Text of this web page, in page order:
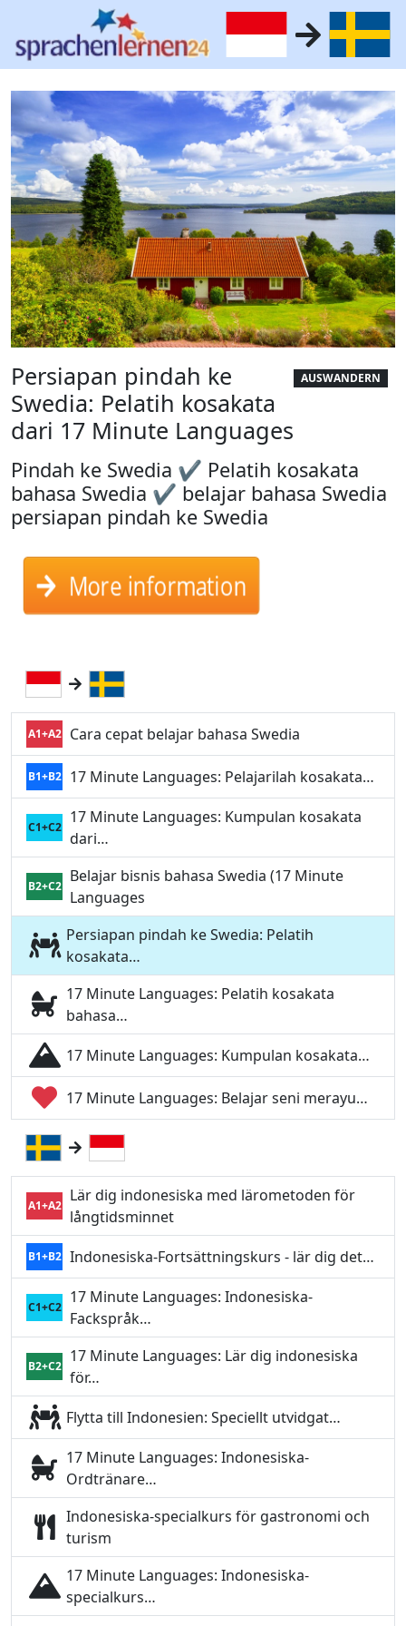
AUSWANDERN
Persiapan pindah ke
Swedia: Pelatih kosakata
dari 17 Minute Languages
Pindah ke Swedia ✔ Pelatih kosakata
bahasa Swedia ✔ belajar bahasa Swedia
persiapan pindah ke Swedia
More information
A1+A2 Cara cepat belajar bahasa Swedia
B1+B2 17 Minute Languages: Pelajarilah kosakata…
C1+C2
17 Minute Languages: Kumpulan kosakata
dari…
B2+C2
Belajar bisnis bahasa Swedia (17 Minute
Languages
Persiapan pindah ke Swedia: Pelatih
kosakata…
17 Minute Languages: Pelatih kosakata
bahasa…
17 Minute Languages: Kumpulan kosakata…
17 Minute Languages: Belajar seni merayu…
A1+A2
Lär dig indonesiska med lärometoden för
långtidsminnet
B1+B2 Indonesiska-Fortsättningskurs - lär dig det…
C1+C2
17 Minute Languages: Indonesiska-
Fackspråk…
B2+C2
17 Minute Languages: Lär dig indonesiska
för…
Flytta till Indonesien: Speciellt utvidgat…
17 Minute Languages: Indonesiska-
Ordtränare…
Indonesiska-specialkurs för gastronomi och
turism
17 Minute Languages: Indonesiska-
specialkurs…